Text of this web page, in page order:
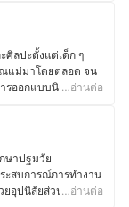
งคือส่วนหนึ่งของ
มช่วยให้สัตว์เลี้ยงมี
ลักดันให้คุณเฟิร์นมุ่ง
บคนรักสัตว์เสมอ
ฟิร์น)
ผู้ที่ฝึกด้วยความชอบ
Yoga และ กลาย
ะสบการณ์ด้านโยคะ
งกายภาพบำบัดที่
บท่าฝึกโยคะ (โยคะ
ารสอนตั้งแต่ระดับ
สำหรับโยคะ
ลปะตั้งแต่เด็ก ๆ
แม่มาโดยตลอด จน
รออกแบบนิเทศศิลป์
งจากเรียนจบ โดย
รียน เป็นติวเตอร์
ฝึกสมาธิและ
รียมสอบเข้า และอีก
บภายใน โดยมี
อยู่หลายแห่ง
…อ่านต่อ
ษาปฐมวัย
ะสบการณ์การทำงาน
ยอุปนิสัยส่วนตัวที่เป็น
…อ่านต่อ